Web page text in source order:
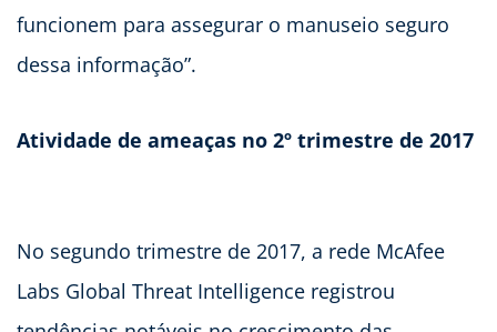
funcionem para assegurar o manuseio seguro
dessa informação”.
Atividade de ameaças no 2º trimestre de 2017
No segundo trimestre de 2017, a rede McAfee
Labs Global Threat Intelligence registrou